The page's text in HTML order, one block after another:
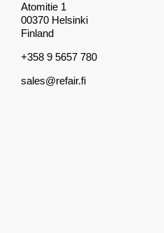
Atomitie 1
00370 Helsinki
Finland
+358 9 5657 780
sales@refair.fi